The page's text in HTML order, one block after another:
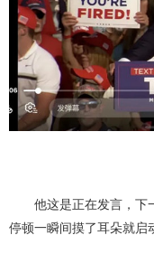
他这是正在发言，下
停顿一瞬间摸了耳朵就启